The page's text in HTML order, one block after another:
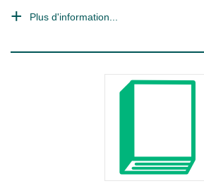
Plus d'information...